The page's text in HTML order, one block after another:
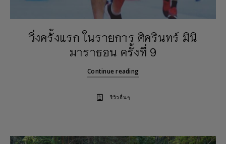
วิ่งครั้งแรก ในรายการ ศิครินทร์ มินิ
มาราธอน ครั้งที่ 9
Continue reading
รีวิวอื่นๆ